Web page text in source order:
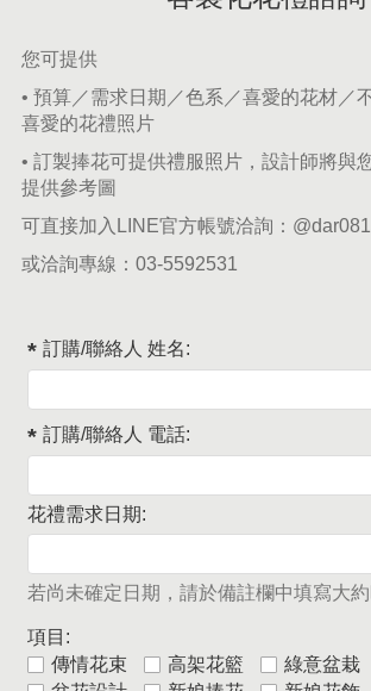
您可提供
• 預算／需求日期／色系／喜愛的花材／
喜愛的花禮照片
• 訂製捧花可提供禮服照片，設計師將與
提供參考圖
可直接加入LINE官方帳號洽詢：
或洽詢專線： 03-5592531
訂購/聯絡人 姓名:
訂購/聯絡人 電話:
花禮需求日期:
若尚未確定日期，請於備註欄中填寫大約
項目:
傳情花束
高架花籃 綠意盆栽